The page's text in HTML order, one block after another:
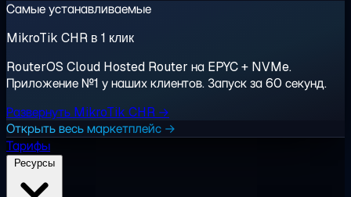
Самые устанавливаемые
MikroTik CHR в 1 клик
RouterOS Cloud Hosted Router на EPYC + NVMe.
Приложение №1 у наших клиентов. Запуск за 60 секунд.
Развернуть MikroTik CHR →
Открыть весь маркетплейс →
Тарифы